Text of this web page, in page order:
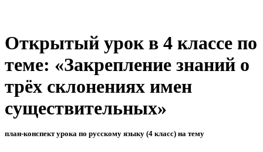
Открытый урок в 4 классе по
теме: «Закрепление знаний о
трёх склонениях имен
существительных»
план-конспект урока по русскому языку (4 класс) на тему